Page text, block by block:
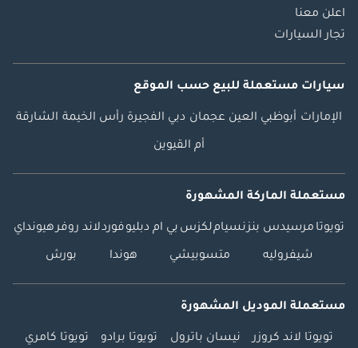
اعلن معنا
تجار السيارات
سيارات مستعملة للبيع حسب الموقع
الإمارات أبوظبي العين عجمان دبي الفجيرة رأس الخيمة الشارقة
أم القيوين
مستعملة الماركة المشهورة
تويوتا مرسيدس بنزنسياملكزس بي ام دبليوفوردلاند روفرهيونداي
شيفروليه متسوبيشي هوندا بورش
مستعملة الموديل المشهورة
تويوتا لاند كروزر نيسان باترول تويوتا برادو تويوتا كامري